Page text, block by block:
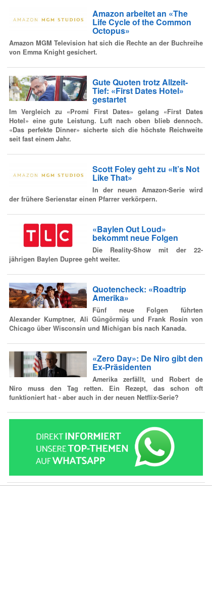
Amazon arbeitet an «The
Life Cycle of the Common
Octopus»
Amazon MGM Television hat sich die Rechte an der Buchreihe
von Emma Knight gesichert.
Gute Quoten trotz Allzeit-
Tief: «First Dates Hotel»
gestartet
Im Vergleich zu «Promi First Dates» gelang «First Dates
Hotel» eine gute Leistung. Luft nach oben blieb dennoch.
«Das perfekte Dinner» sicherte sich die höchste Reichweite
seit fast einem Jahr.
Scott Foley geht zu «It’s Not
Like That»
In der neuen Amazon-Serie wird
der frühere Serienstar einen Pfarrer verkörpern.
«Baylen Out Loud»
bekommt neue Folgen
Die Reality-Show mit der 22-
jährigen Baylen Dupree geht weiter.
Quotencheck: «Roadtrip
Amerika»
Fünf neue Folgen führten
Alexander Kumptner, Ali Güngörmüş und Frank Rosin von
Chicago über Wisconsin und Michigan bis nach Kanada.
«Zero Day»: De Niro gibt den
Ex-Präsidenten
Amerika zerfällt, und Robert de
Niro muss den Tag retten. Ein Rezept, das schon oft
funktioniert hat - aber auch in der neuen Netflix-Serie?